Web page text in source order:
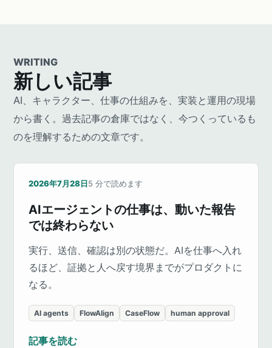
WRITING
新しい記事
AI、キャラクター、仕事の仕組みを、実装と運用の現場
から書く。過去記事の倉庫ではなく、今つくっているも
のを理解するための文章です。
2026年7月28日5 分で読めます
AIエージェントの仕事は、動いた報告
では終わらない
実行、送信、確認は別の状態だ。AIを仕事へ入れ
るほど、証拠と人へ戻す境界までがプロダクトに
なる。
AI agents FlowAlign CaseFlow human approval
記事を読む